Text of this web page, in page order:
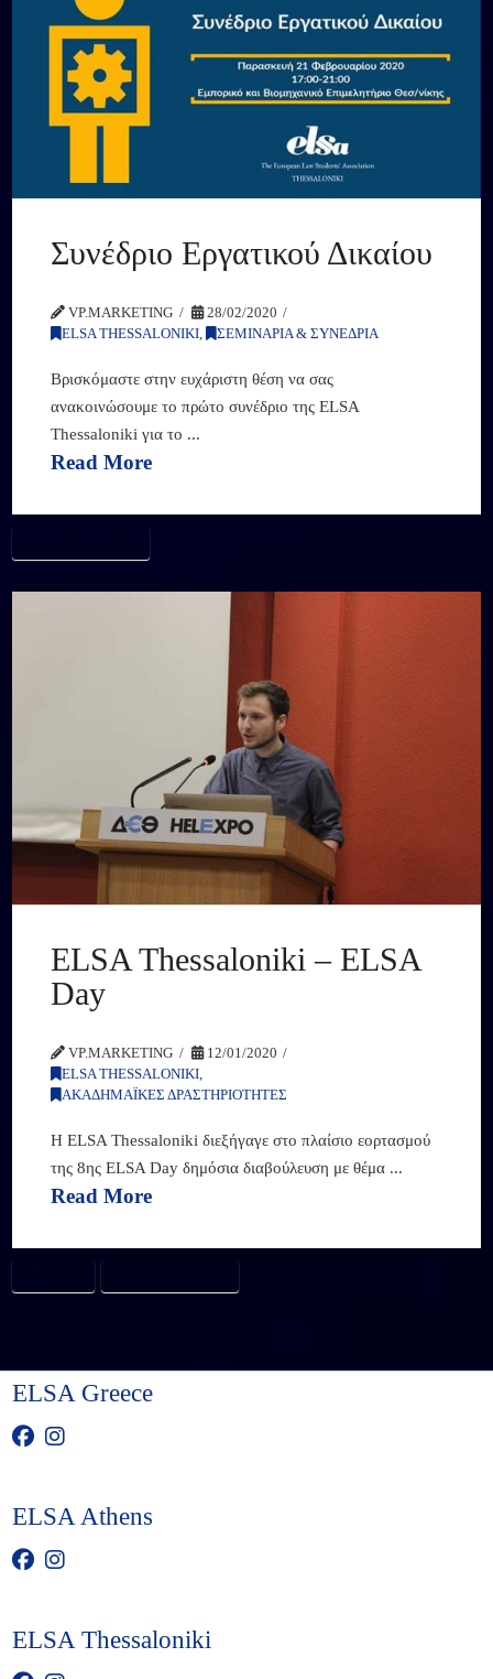
Συνέδριο Εργατικού Δικαίου
VP.MARKETING
28/02/2020
ELSA THESSALONIKI, ΣΕΜΙΝΑΡΙΑ & ΣΥΝΕΔΡΙΑ
Βρισκόμαστε στην ευχάριστη θέση να σας
ανακοινώσουμε το πρώτο συνέδριο της ELSA
Thessaloniki για το ...
Read More
ELSA Thessaloniki – ELSA
Day
VP.MARKETING
12/01/2020
ELSA THESSALONIKI,
ΑΚΑΔΗΜΑΪΚΕΣ ΔΡΑΣΤΗΡΙΟΤΗΤΕΣ
Η ELSA Thessaloniki διεξήγαγε στο πλαίσιο εορτασμού
της 8ης ELSA Day δημόσια διαβούλευση με θέμα ...
Read More
ELSA Greece
ELSA Athens
ELSA Thessaloniki